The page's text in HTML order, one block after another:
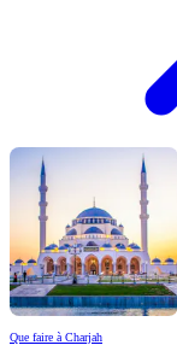
Que faire à Charjah